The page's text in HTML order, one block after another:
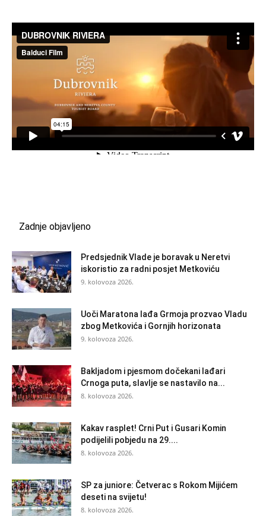
Zadnje objavljeno
Predsjednik Vlade je boravak u Neretvi
iskoristio za radni posjet Metkoviću
9. kolovoza 2026.
Uoči Maratona lađa Grmoja prozvao Vladu
zbog Metkovića i Gornjih horizonata
9. kolovoza 2026.
Bakljadom i pjesmom dočekani lađari
Crnoga puta, slavlje se nastavilo na...
8. kolovoza 2026.
Kakav rasplet! Crni Put i Gusari Komin
podijelili pobjedu na 29....
8. kolovoza 2026.
SP za juniore: Četverac s Rokom Mijićem
deseti na svijetu!
8. kolovoza 2026.